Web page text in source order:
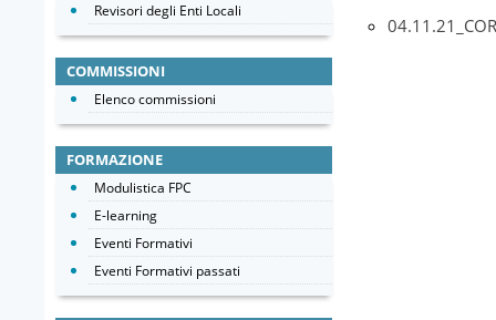
Revisori degli Enti Locali
COMMISSIONI
Elenco commissioni
FORMAZIONE
Modulistica FPC
E-learning
Eventi Formativi
Eventi Formativi passati